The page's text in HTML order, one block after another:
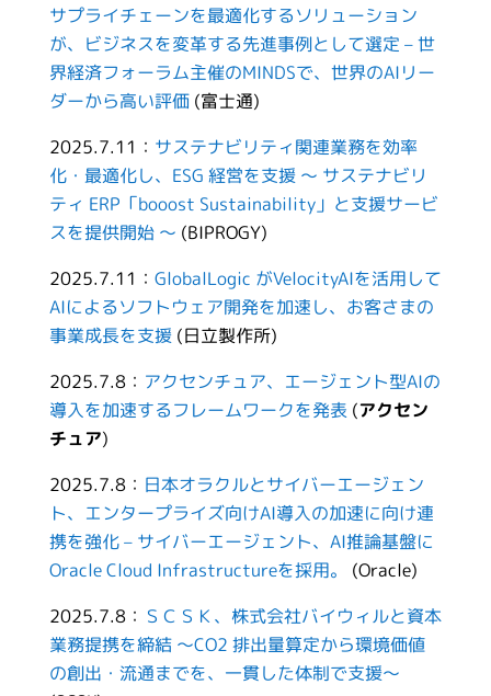
サプライチェーンを最適化するソリューション
が、ビジネスを変革する先進事例として選定 – 世
界経済フォーラム主催のMINDSで、世界のAIリー
ダーから高い評価 (富士通)
2025.7.11： サステナビリティ関連業務を効率
化・最適化し、ESG 経営を支援 ～ サステナビリ
ティ ERP「booost Sustainability」と支援サービ
スを提供開始 ～ (BIPROGY)
2025.7.11： GlobalLogic がVelocityAIを活用して
AIによるソフトウェア開発を加速し、お客さまの
事業成長を支援(日立製作所)
2025.7.8： アクセンチュア、エージェント型AIの
導入を加速するフレームワークを発表 (アクセン
チュア)
2025.7.8： 日本オラクルとサイバーエージェン
ト、エンタープライズ向けAI導入の加速に向け連
携を強化 – サイバーエージェント、AI推論基盤に
Oracle Cloud Infrastructureを採用。
(Oracle)
2025.7.8： ＳＣＳＫ、株式会社バイウィルと資本
業務提携を締結 ～CO2 排出量算定から環境価値
の創出・流通までを、一貫した体制で支援～